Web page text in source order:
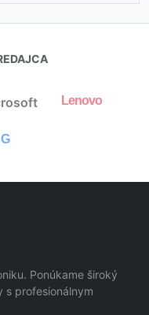
Lenovo
Ponúkame široký
s profesionálnym